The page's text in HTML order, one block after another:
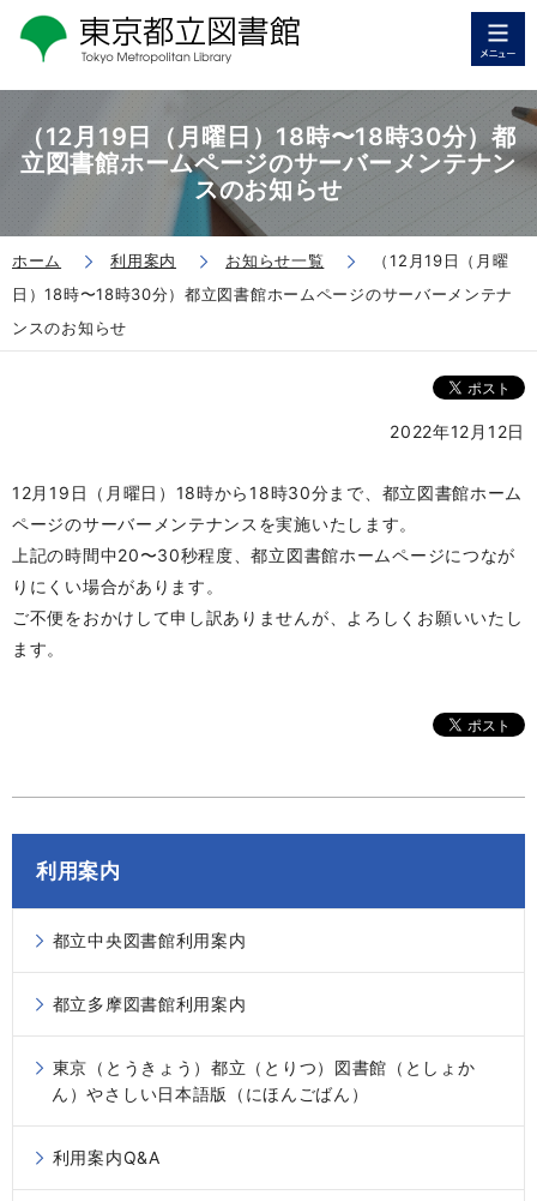
（12月19日（月曜日）18時〜18時30分）都
立図書館ホームページのサーバーメンテナン
スのお知らせ
ホーム 利用案内 お知らせ一覧
（12月19日（月曜
日）18時〜18時30分）都立図書館ホームページのサーバーメンテナ
ンスのお知らせ
2022年12月12日
12月19日（月曜日）18時から18時30分まで、都立図書館ホーム
ページのサーバーメンテナンスを実施いたします。
上記の時間中20〜30秒程度、都立図書館ホームページにつなが
りにくい場合があります。
ご不便をおかけして申し訳ありませんが、よろしくお願いいたし
ます。
利用案内
都立中央図書館利用案内
都立多摩図書館利用案内
東京（とうきょう）都立（とりつ）図書館（としょか
ん）やさしい日本語版（にほんごばん）
利用案内Q&A